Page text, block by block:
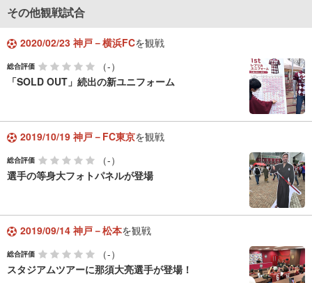
その他観戦試合
2020/02/23 神戸－横浜FCを観戦
総合評価
（-）
「SOLD OUT」続出の新ユニフォーム
2019/10/19 神戸－FC東京を観戦
総合評価
（-）
選手の等身大フォトパネルが登場
2019/09/14 神戸－松本を観戦
総合評価
（-）
スタジアムツアーに那須大亮選手が登場！